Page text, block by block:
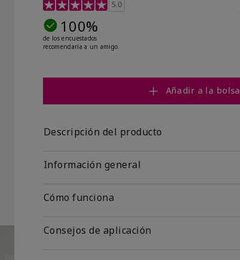
Calificación de clientes de 5 de 5
5.0
100%
de los encuestados
recomendaría a un amigo.
Añadir a la bolsa
Descripción del producto
Información general
Cómo funciona
Consejos de aplicación